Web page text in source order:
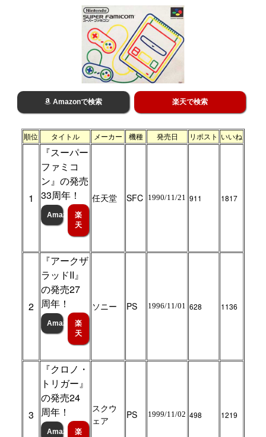
Amazonで検索 楽天で検索
順位 タイトル メーカー 機種 発売日 リポスト いいね
1
『スーパー
ファミコ
ン』の発売
33周年！
Amazon楽
天
任天堂 SFC 1990/11/21 911 1817
2
『アークザ
ラッドII』
の発売27
周年！
Amazon楽
天
ソニー PS 1996/11/01 628 1136
3
『クロノ・
トリガー』
の発売24
周年！
Amazon楽
スクウ
ェア
PS 1999/11/02 498 1219